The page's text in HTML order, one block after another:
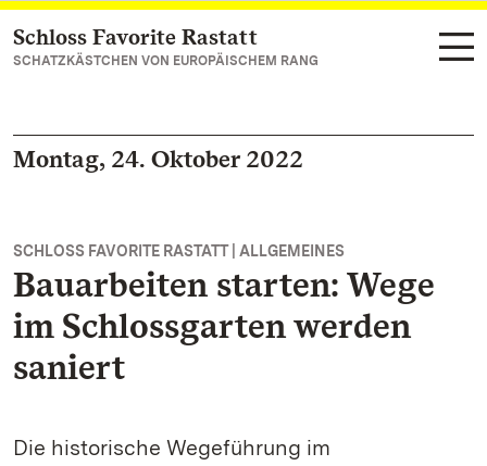
Zum Hauptinhalt springen
Schloss Favorite Rastatt
SCHATZKÄSTCHEN VON EUROPÄISCHEM RANG
Montag, 24. Oktober 2022
SCHLOSS FAVORITE RASTATT | ALLGEMEINES
Bauarbeiten starten: Wege
im Schlossgarten werden
saniert
Die historische Wegeführung im